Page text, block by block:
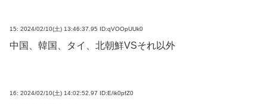
15: 2024/02/10(土) 13:46:37.95 ID:qVOOpUUk0
中国、韓国、タイ、北朝鮮VSそれ以外
16: 2024/02/10(土) 14:02:52.97 ID:E/ik0pfZ0